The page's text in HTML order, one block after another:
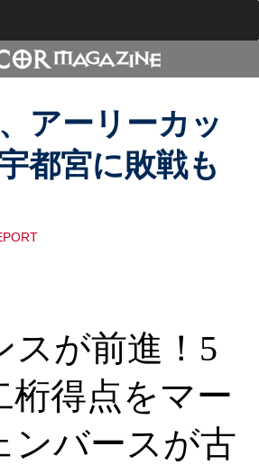
アーリーカッ
都宮に敗戦も
スが前進！5
桁得点をマー
ンバースが古